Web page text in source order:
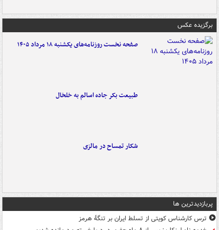
برگزیده عکس
صفحه نخست روزنامه‌های یکشنبه ۱۸ مرداد ۱۴۰۵
طبیعت بکر جاده اسالم به خلخال
شکار تمساح در مالزی
پربازدیدترین ها
ترس کارشناس کویتی از تسلط ایران بر تنگۀ هرمز